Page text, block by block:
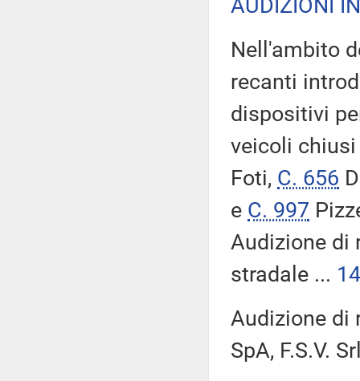
AUDIZIONI
Nell'ambito
recanti
dispositivi
veicoli chiusi
Foti, C. 656
e C. 997
Audizione di
stradale ...
Audizione di
SpA, F.S.V.